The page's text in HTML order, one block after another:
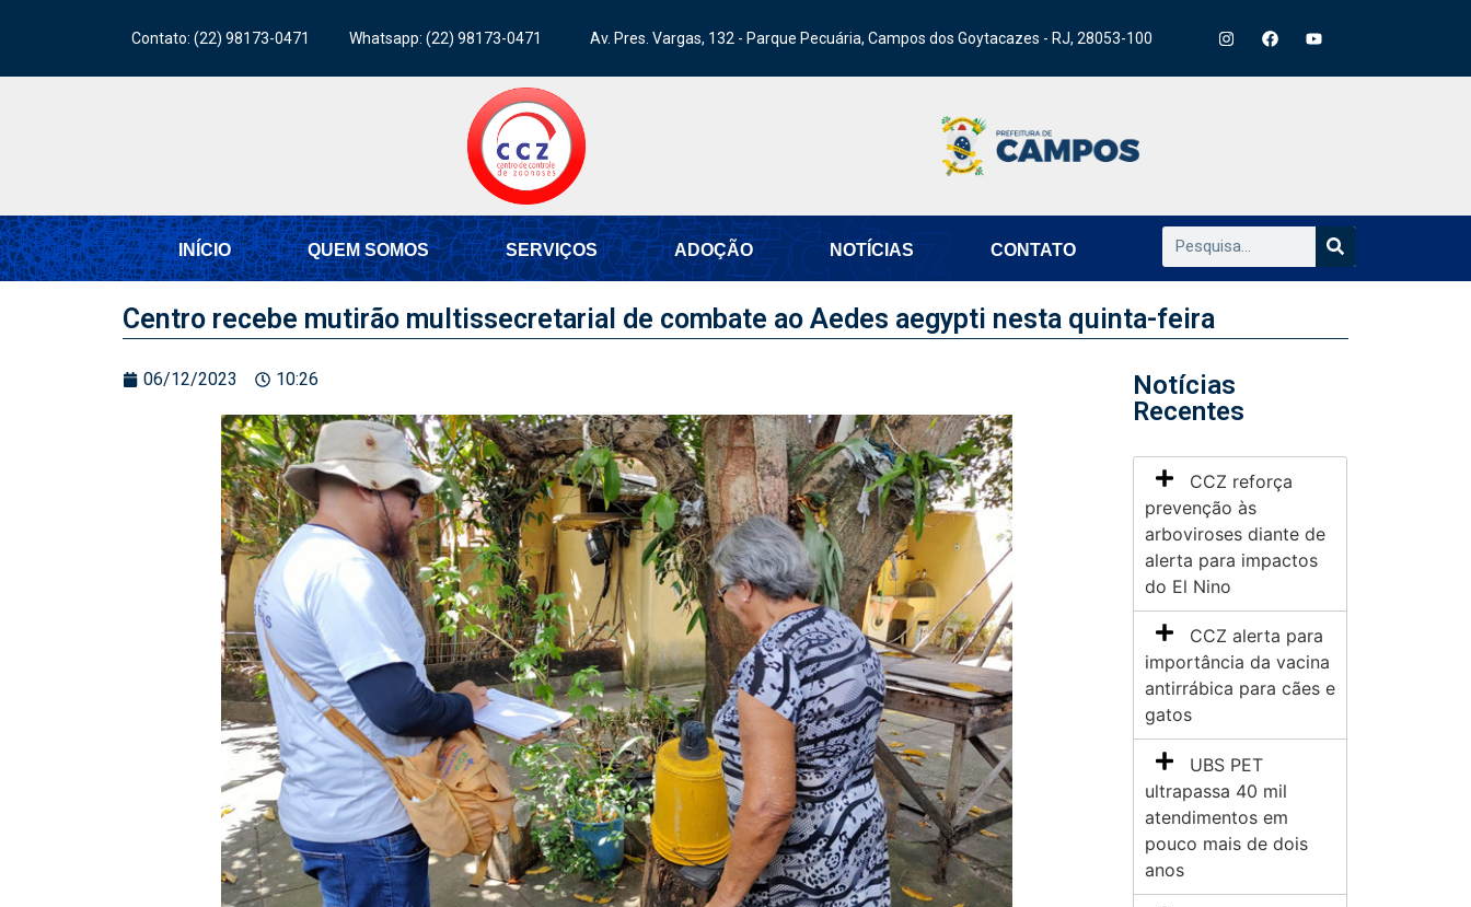
Contato: (22) 98173-0471 Whatsapp: (22) 98173-0471 Av. Pres. Vargas, 132 - Parque Pecuária, Campos dos Goytacazes - RJ, 28053-100
INÍCIO QUEM SOMOS SERVIÇOS ADOÇÃO NOTÍCIAS CONTATO
Centro recebe mutirão multissecretarial de combate ao Aedes aegypti nesta quinta-feira
06/12/2023 10:26
Notícias
Recentes
CCZ reforça
prevenção às
arboviroses diante de
alerta para impactos
do El Nino
CCZ alerta para
importância da vacina
antirrábica para cães e
gatos
UBS PET
ultrapassa 40 mil
atendimentos em
pouco mais de dois
anos